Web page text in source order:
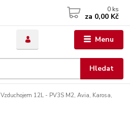
Menu
Hledat
0 ks
za 0,00 Kč
Vzduchojem 12L - PV3S M2, Avia, Karosa,